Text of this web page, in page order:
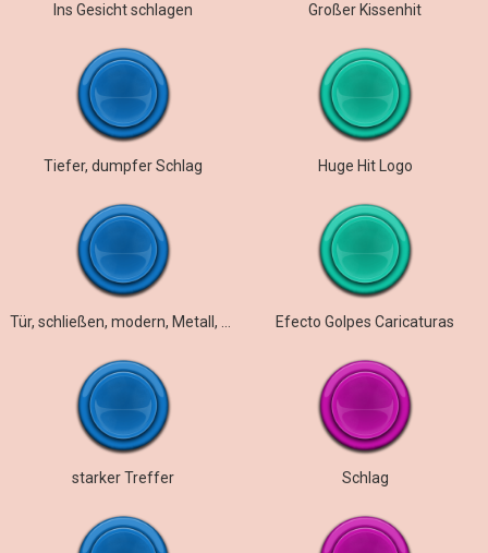
Ins Gesicht schlagen Großer Kissenhit
Tiefer, dumpfer Schlag Huge Hit Logo
Efecto Golpes Caricaturas
starker Treffer Schlag